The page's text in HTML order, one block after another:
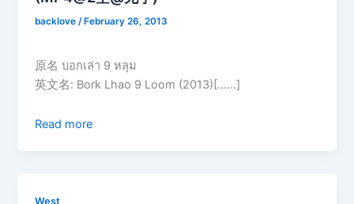
backlove /February 26, 2013
原名 บอกเล่า 9 หลุม
英文名: Bork Lhao 9 Loom (2013)[……]
Read more
West